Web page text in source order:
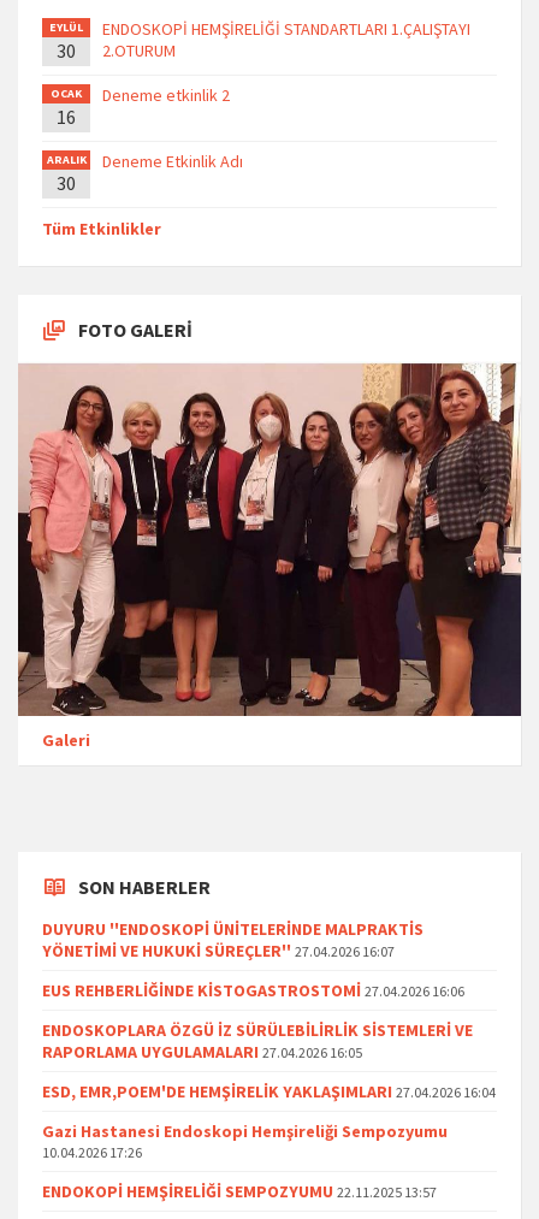
EYLÜL
30
ENDOSKOPİ HEMŞİRELİĞİ STANDARTLARI 1.ÇALIŞTAYI
2.OTURUM
OCAK
16
Deneme etkinlik 2
ARALIK
30
Deneme Etkinlik Adı
Tüm Etkinlikler
FOTO GALERİ
Galeri
SON HABERLER
DUYURU ''ENDOSKOPİ ÜNİTELERİNDE MALPRAKTİS
YÖNETİMİ VE HUKUKİ SÜREÇLER'' 27.04.2026 16:07
EUS REHBERLİĞİNDE KİSTOGASTROSTOMİ 27.04.2026 16:06
ENDOSKOPLARA ÖZGÜ İZ SÜRÜLEBİLİRLİK SİSTEMLERİ VE
RAPORLAMA UYGULAMALARI 27.04.2026 16:05
ESD, EMR,POEM'DE HEMŞİRELİK YAKLAŞIMLARI 27.04.2026 16:04
Gazi Hastanesi Endoskopi Hemşireliği Sempozyumu
10.04.2026 17:26
ENDOKOPİ HEMŞİRELİĞİ SEMPOZYUMU 22.11.2025 13:57